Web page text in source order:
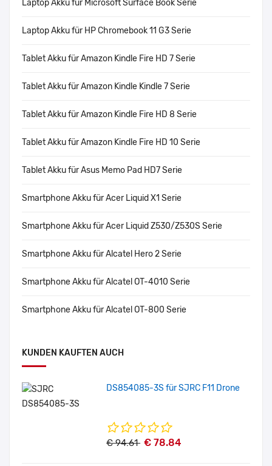
Laptop Akku für Microsoft Surface Book Serie
Laptop Akku für HP Chromebook 11 G3 Serie
Tablet Akku für Amazon Kindle Fire HD 7 Serie
Tablet Akku für Amazon Kindle Kindle 7 Serie
Tablet Akku für Amazon Kindle Fire HD 8 Serie
Tablet Akku für Amazon Kindle Fire HD 10 Serie
Tablet Akku für Asus Memo Pad HD7 Serie
Smartphone Akku für Acer Liquid X1 Serie
Smartphone Akku für Acer Liquid Z530/Z530S Serie
Smartphone Akku für Alcatel Hero 2 Serie
Smartphone Akku für Alcatel OT-4010 Serie
Smartphone Akku für Alcatel OT-800 Serie
KUNDEN KAUFTEN AUCH
DS854085-3S für SJRC F11 Drone
€ 94.61 € 78.84